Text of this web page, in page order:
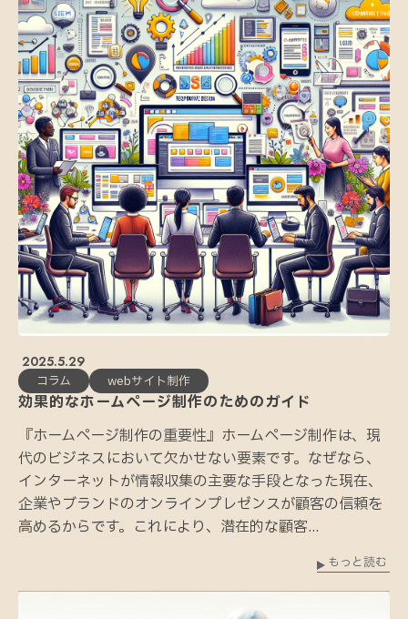
効果的なホームページ制作のためのガイド
2025.5.29
コラム
webサイト制作
『ホームページ制作の重要性』ホームページ制作は、現
代のビジネスにおいて欠かせない要素です。なぜなら、
インターネットが情報収集の主要な手段となった現在、
企業やブランドのオンラインプレゼンスが顧客の信頼を
高めるからです。これにより、潜在的な顧客...
もっと読む